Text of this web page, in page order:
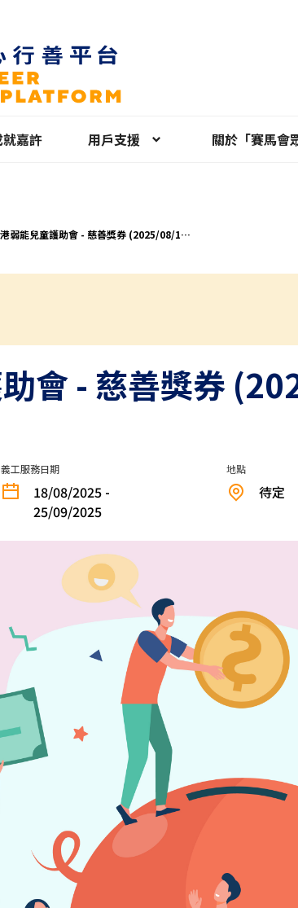
嘉許 用戶支援 關於「賽馬會
弱能兒童護助會 - 慈善獎券 (2025/08/18-
會 - 慈善獎券
義工服務日期
18/08/2025 -
25/09/2025
地點
待定